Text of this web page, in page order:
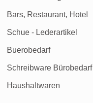
Bars, Restaurant, Hotel
Schue - Lederartikel
Buerobedarf
Schreibware Bürobedarf
Haushaltwaren